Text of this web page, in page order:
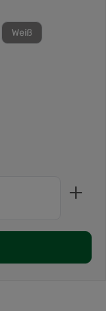
Weiß